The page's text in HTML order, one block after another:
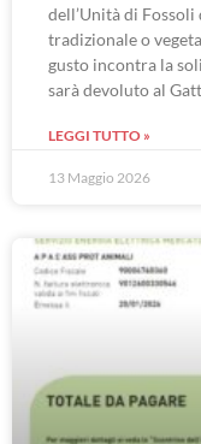
dell’Unità di
tradizionale o
gusto incontra la
sarà devoluto al
LEGGI TUTTO »
13 Maggio 2026